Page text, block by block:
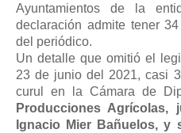
Ayuntamientos de la
declaración admite tener
del periódico.
Un detalle que omitió el
23 de junio del 2021, casi
curul en la Cámara de
Producciones
Ignacio Mier Bañuelos, y